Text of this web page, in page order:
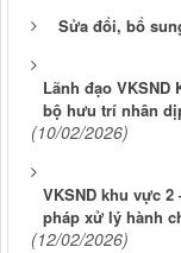
Sửa đổi, bổ
Lãnh đạo VKSND
bộ hưu trí nhân
(10/02/2026)
VKSND khu vực
pháp xử lý hành
(12/02/2026)